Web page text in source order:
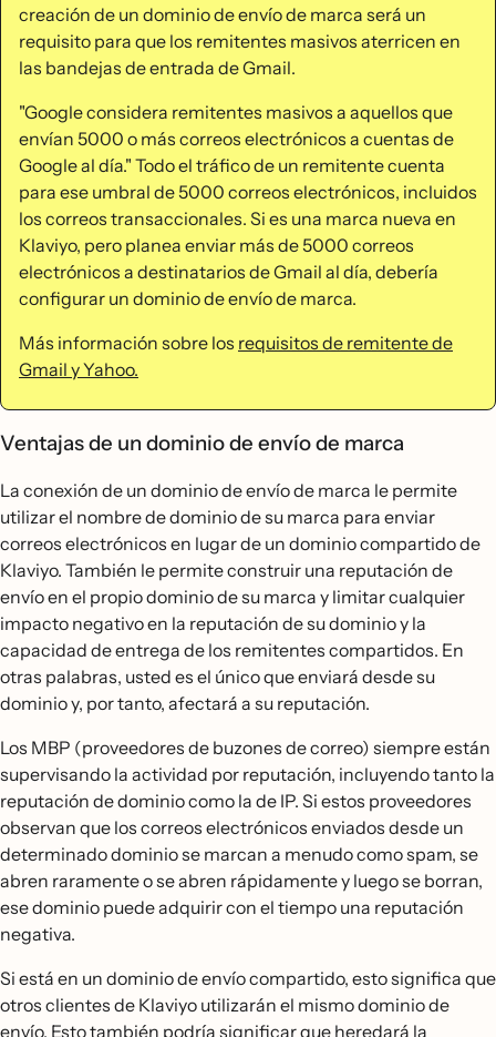
creación de un dominio de envío de marca será un
requisito para que los remitentes masivos aterricen en
las bandejas de entrada de Gmail.
"Google considera remitentes masivos a aquellos que
envían 5000 o más correos electrónicos a cuentas de
Google al día." Todo el tráfico de un remitente cuenta
para ese umbral de 5000 correos electrónicos, incluidos
los correos transaccionales. Si es una marca nueva en
Klaviyo, pero planea enviar más de 5000 correos
electrónicos a destinatarios de Gmail al día, debería
configurar un dominio de envío de marca.
Más información sobre los requisitos de remitente de
Gmail y Yahoo.
Ventajas de un dominio de envío de marca
La conexión de un dominio de envío de marca le permite
utilizar el nombre de dominio de su marca para enviar
correos electrónicos en lugar de un dominio compartido de
Klaviyo. También le permite construir una reputación de
envío en el propio dominio de su marca y limitar cualquier
impacto negativo en la reputación de su dominio y la
capacidad de entrega de los remitentes compartidos. En
otras palabras, usted es el único que enviará desde su
dominio y, por tanto, afectará a su reputación.
Los MBP (proveedores de buzones de correo) siempre están
supervisando la actividad por reputación, incluyendo tanto la
reputación de dominio como la de IP. Si estos proveedores
observan que los correos electrónicos enviados desde un
determinado dominio se marcan a menudo como spam, se
abren raramente o se abren rápidamente y luego se borran,
ese dominio puede adquirir con el tiempo una reputación
negativa.
Si está en un dominio de envío compartido, esto significa que
otros clientes de Klaviyo utilizarán el mismo dominio de
envío. Esto también podría significar que heredará la